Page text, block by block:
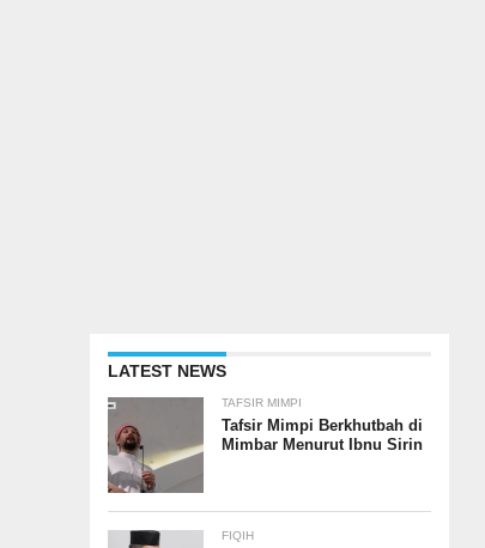
LATEST NEWS
TAFSIR MIMPI
Tafsir Mimpi Berkhutbah di
Mimbar Menurut Ibnu Sirin
FIQIH